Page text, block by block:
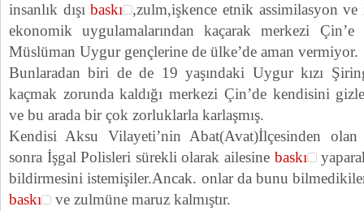
insanlık dışı baskı
,zulm,işkence etnik assimilasyon ve
ekonomik uygulamalarından kaçarak merkezi
Müslüman Uygur gençlerine de ülke’de aman vermiyor.
Bunlaradan biri de de 19 yaşındaki Uygur kızı
kaçmak zorunda kaldığı merkezi Çin’de kendisini
ve bu arada bir çok zorluklarla karlaşmış.
Kendisi Aksu Vilayeti’nin Abat(Avat)İlçesinden
sonra İşgal Polisleri sürekli olarak ailesine baskı
bildirmesini istemişiler.Ancak. onlar da bunu
baskı
ve zulmüne maruz kalmıştır.